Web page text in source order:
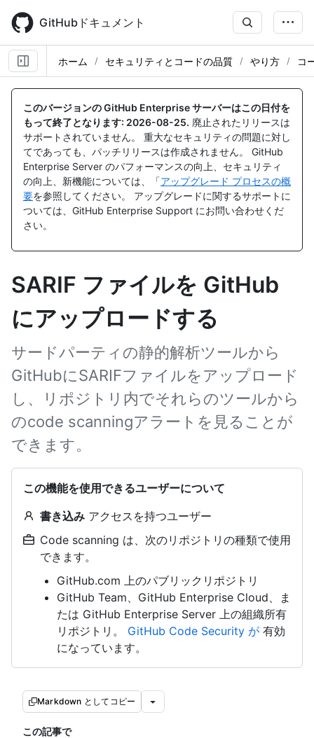
main
content
GitHubドキュメント
ホーム セキュリティとコードの品質 やり方 コ
このバージョンの GitHub Enterprise サーバーはこの日付を
もって終了となります: 2026-08-25. 廃止されたリリースは
サポートされていません。 重大なセキュリティの問題に対し
てであっても、パッチリリースは作成されません。 GitHub
Enterprise Server のパフォーマンスの向上、セキュリティ
の向上、新機能については、「アップグレード プロセスの概
要を参照してください。 アップグレードに関するサポートに
ついては、GitHub Enterprise Support にお問い合わせくだ
さい。
SARIF ファイルを GitHub
にアップロードする
サードパーティの静的解析ツールから
GitHubにSARIFファイルをアップロード
し、リポジトリ内でそれらのツールから
のcode scanningアラートを見ることが
できます。
この機能を使用できるユーザーについて
書き込み アクセスを持つユーザー
Code scanning は、次のリポジトリの種類で使用
できます。
GitHub.com 上のパブリックリポジトリ
GitHub Team、GitHub Enterprise Cloud、ま
たは GitHub Enterprise Server 上の組織所有
リポジトリ。 GitHub Code Security が 有効
になっています。
Markdown としてコピー
この記事で